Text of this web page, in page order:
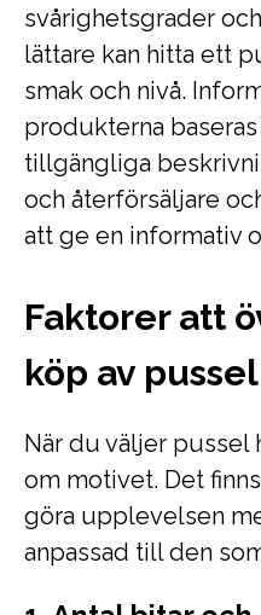
svårighetsgrader
lättare kan hitta ett
smak och nivå.
produkterna
tillgängliga
och återförsäljare
att ge en informativ
Faktorer att
köp av pussel
När du väljer pussel
om motivet. Det
göra upplevelsen
anpassad till den